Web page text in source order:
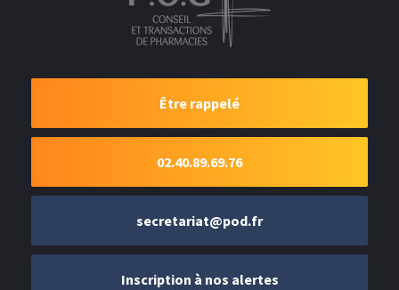
Être rappelé
02.40.89.69.76
secretariat@pod.fr
Inscription à nos alertes